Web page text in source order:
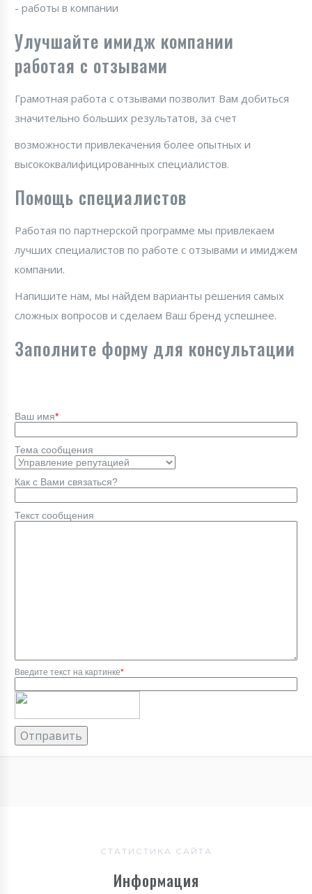
- работы в компании
Улучшайте имидж компании
работая с отзывами
Грамотная работа с отзывами позволит Вам добиться
значительно больших результатов, за счет
возможности привлекачения более опытных и
высококвалифицированных специалистов.
Помощь специалистов
Работая по партнерской программе мы привлекаем
лучших специалистов по работе с отзывами и имиджем
компании.
Напишите нам, мы найдем варианты решения самых
сложных вопросов и сделаем Ваш бренд успешнее.
Заполните форму для консультации
Ваш имя*
Тема сообщения
Как с Вами связаться?
Текст сообщения
Введите текст на картинке*
СТАТИСТИКА САЙТА
Информация